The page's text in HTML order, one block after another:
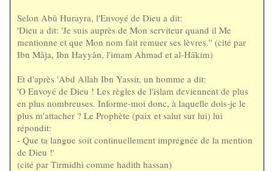
Selon Abû Hurayra, l'Envoyé de Dieu a dit:
'Dieu a dit: 'Je suis auprès de Mon serviteur quand il Me
mentionne et que Mon nom fait remuer ses lèvres.'' (cité par
Ibn Mâja, Ibn Hayyân, l'imam Ahmad et al-Hâkim)
Et d'après 'Abd Allah Ibn Yassir, un homme a dit:
'O Envoyé de Dieu ! Les règles de l'islam deviennent de plus
en plus nombreuses. Informe-moi donc, à laquelle dois-je le
plus m'attacher ? Le Prophète (paix et salut sur lui) lui
répondit:
- Que ta langue soit continuellement imprégnée de la mention
de Dieu !'
(cité par Tirmidhi comme hadith hassan)